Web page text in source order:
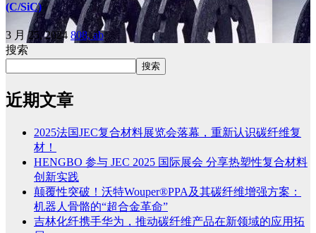
(C/SiC)
3 月 25, 2024 808, ab
搜索
搜索
近期文章
2025法国JEC复合材料展览会落幕，重新认识碳纤维复
材！
HENGBO 参与 JEC 2025 国际展会 分享热塑性复合材料
创新实践
颠覆性突破！沃特Wouper®PPA及其碳纤维增强方案：
机器人骨骼的“超合金革命”
吉林化纤携手华为，推动碳纤维产品在新领域的应用拓